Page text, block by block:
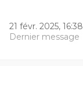
21 févr. 2025, 16:38
Dernier message